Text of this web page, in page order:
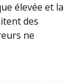
élevée et la
des
ne